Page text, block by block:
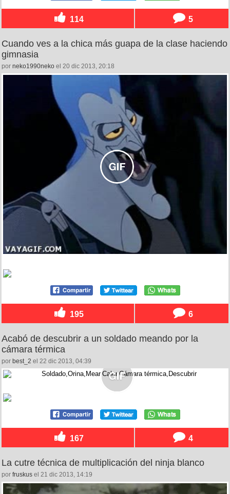
114 5
Cuando ves a la chica más guapa de la clase haciendo
gimnasia
por neko1990neko el 20 dic 2013, 20:18
195 6
Acabó de descubrir a un soldado meando por la
cámara térmica
por best_2 el 22 dic 2013, 04:39
167 4
La cutre técnica de multiplicación del ninja blanco
por fruskus el 21 dic 2013, 14:19